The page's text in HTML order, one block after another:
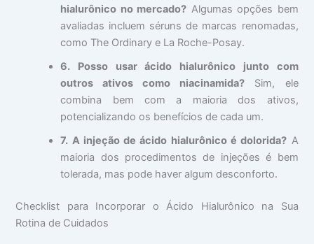
hialurônico no mercado? Algumas opções bem
avaliadas incluem séruns de marcas renomadas,
como The Ordinary e La Roche-Posay.
6. Posso usar ácido hialurônico junto com
outros ativos como niacinamida? Sim, ele
combina bem com a maioria dos ativos,
potencializando os benefícios de cada um.
7. A injeção de ácido hialurônico é dolorida? A
maioria dos procedimentos de injeções é bem
tolerada, mas pode haver algum desconforto.
Checklist para Incorporar o Ácido Hialurônico na Sua
Rotina de Cuidados